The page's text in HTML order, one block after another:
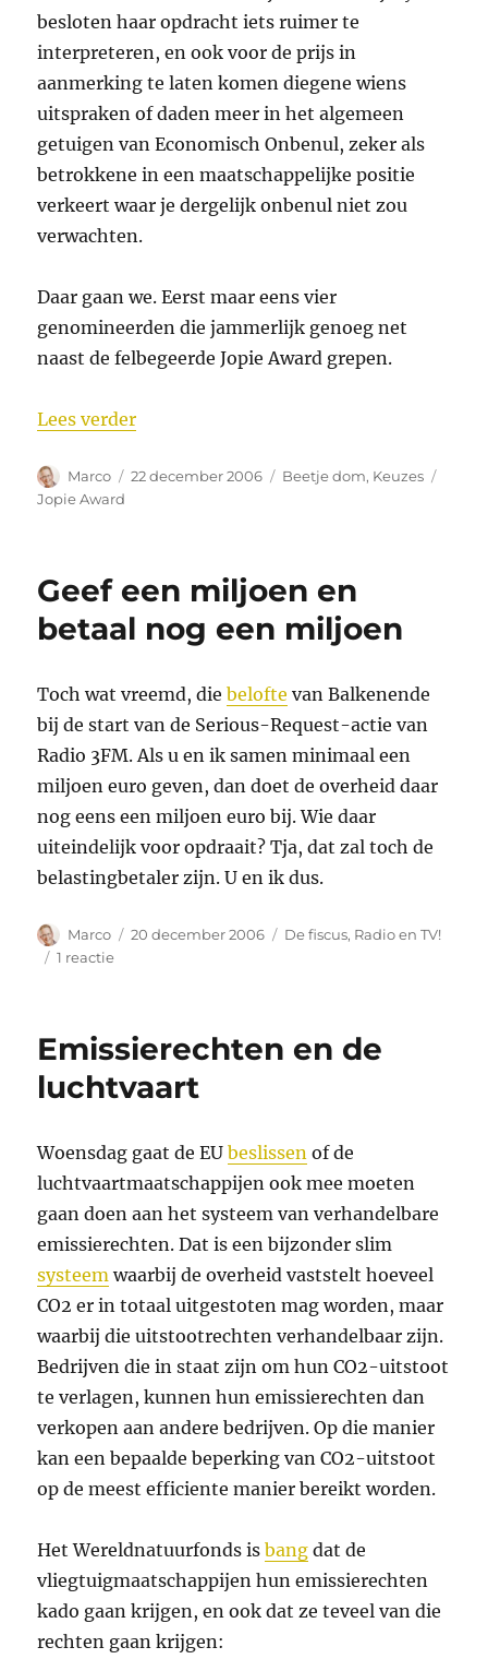
besloten haar opdracht iets ruimer te
interpreteren, en ook voor de prijs in
aanmerking te laten komen diegene wiens
uitspraken of daden meer in het algemeen
getuigen van Economisch Onbenul, zeker als
betrokkene in een maatschappelijke positie
verkeert waar je dergelijk onbenul niet zou
verwachten.
Daar gaan we. Eerst maar eens vier
genomineerden die jammerlijk genoeg net
naast de felbegeerde Jopie Award grepen.
Lees verder“De Jopie Award 2006!”
Auteur
Marco
Geplaatst
22 december 2006 Categorieën
Beetje dom, Keuzes
Jopie Award
Geef een miljoen en
betaal nog een miljoen
Toch wat vreemd, diebelofte van Balkenende
bij de start van de Serious-Request-actie van
Radio 3FM. Als u en ik samen minimaal een
miljoen euro geven, dan doet de overheid daar
nog eens een miljoen euro bij. Wie daar
uiteindelijk voor opdraait? Tja, dat zal toch de
belastingbetaler zijn. U en ik dus.
Auteur
Marco
Geplaatst
20 december 2006 Categorieën
De fiscus, Radio en TV!
1 reactieop
en
nog
Emissierechten en de
luchtvaart
Woensdag gaat de EUbeslissen of de
luchtvaartmaatschappijen ook mee moeten
gaan doen aan het systeem van verhandelbare
emissierechten. Dat is een bijzonder slim
systeem waarbij de overheid vaststelt hoeveel
CO2 er in totaal uitgestoten mag worden, maar
waarbij die uitstootrechten verhandelbaar zijn.
Bedrijven die in staat zijn om hun CO2-uitstoot
te verlagen, kunnen hun emissierechten dan
verkopen aan andere bedrijven. Op die manier
kan een bepaalde beperking van CO2-uitstoot
op de meest efficiente manier bereikt worden.
Het Wereldnatuurfonds isbang dat de
vliegtuigmaatschappijen hun emissierechten
kado gaan krijgen, en ook dat ze teveel van die
rechten gaan krijgen: